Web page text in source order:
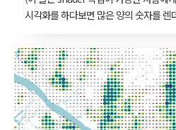
시각화를 하다보면 많은 양의 숫자를 렌
'데이터스러운 느낌'을 주기 위해서 많
다. 물론, 그 숫자들은 임의로 생성한 것
정확한 숫자가 되어야 한다. 인터랙션의
로 확대해서 볼 수도 있어야 하기 때문
들을 빠르게 렌더링하는 간단한 팁을 소